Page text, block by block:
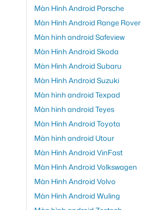
Màn Hình Android Porsche
Màn Hình Android Range Rover
Màn hình android Safeview
Màn Hình Android Skoda
Màn Hình Android Subaru
Màn Hình Android Suzuki
Màn hình android Texpad
Màn hình android Teyes
Màn Hình Android Toyota
Màn hình android Utour
Màn Hình Android VinFast
Màn Hình Android Volkswagen
Màn Hình Android Volvo
Màn Hình Android Wuling